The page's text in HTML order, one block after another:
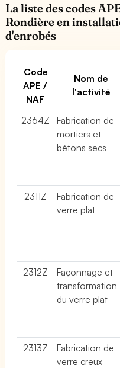
La liste des codes
Rondière en
d'enrobés
Code
APE /
NAF
Nom de
l'activité
2364Z
Fabrication de
mortiers et
bétons secs
2311Z
Fabrication de
verre plat
2312Z
Façonnage et
transformation
du verre plat
2313Z
Fabrication de
verre creux